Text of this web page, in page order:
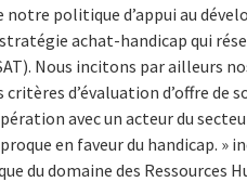
politique d’appui au
achat-handicap qui
Nous incitons par ailleurs
d’évaluation d’offre de
avec un acteur du
en faveur du handicap. »
du domaine des Ressources